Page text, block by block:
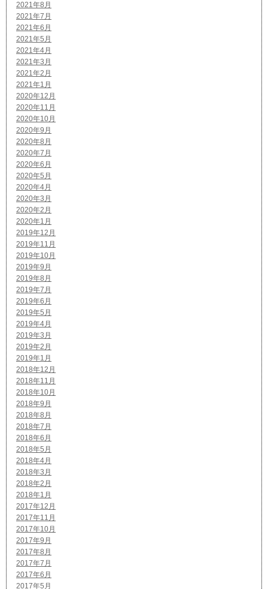
2021年8月
2021年7月
2021年6月
2021年5月
2021年4月
2021年3月
2021年2月
2021年1月
2020年12月
2020年11月
2020年10月
2020年9月
2020年8月
2020年7月
2020年6月
2020年5月
2020年4月
2020年3月
2020年2月
2020年1月
2019年12月
2019年11月
2019年10月
2019年9月
2019年8月
2019年7月
2019年6月
2019年5月
2019年4月
2019年3月
2019年2月
2019年1月
2018年12月
2018年11月
2018年10月
2018年9月
2018年8月
2018年7月
2018年6月
2018年5月
2018年4月
2018年3月
2018年2月
2018年1月
2017年12月
2017年11月
2017年10月
2017年9月
2017年8月
2017年7月
2017年6月
2017年5月